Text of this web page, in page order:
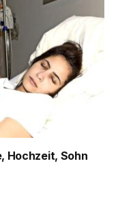
Hochzeit, Sohn